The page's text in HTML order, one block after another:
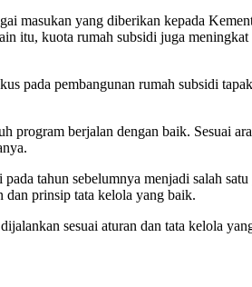
masukan yang diberikan kepada
itu, kuota rumah subsidi juga
pada pembangunan rumah subsidi
program berjalan dengan baik. Sesuai
tahun sebelumnya menjadi salah
dan prinsip tata kelola yang baik.
sesuai aturan dan tata kelola